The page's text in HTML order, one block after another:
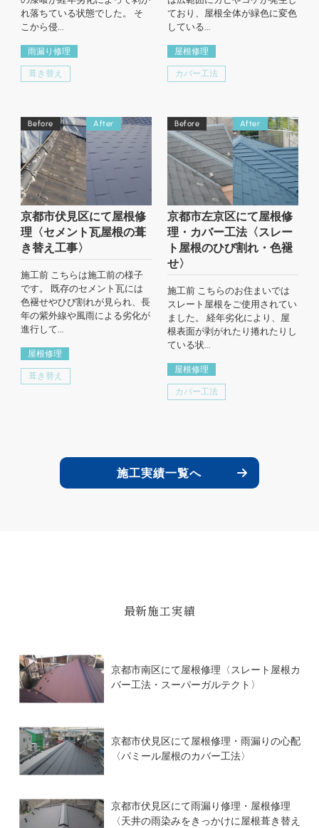
れ落ちている状態でした。 そ
こから侵...
雨漏り修理
葺き替え
ており、屋根全体が緑色に変色
している...
屋根修理
カバー工法
Before After
京都市伏見区にて屋根修
理〈セメント瓦屋根の葺
き替え工事〉
施工前 こちらは施工前の様子
です。 既存のセメント瓦には
色褪せやひび割れが見られ、長
年の紫外線や風雨による劣化が
進行して...
屋根修理
葺き替え
Before After
京都市左京区にて屋根修
理・カバー工法〈スレー
ト屋根のひび割れ・色褪
せ〉
施工前 こちらのお住まいでは
スレート屋根をご使用されてい
ました。 経年劣化により、屋
根表面が剥がれたり捲れたりし
ている状...
屋根修理
カバー工法
施工実績一覧へ
最新施工実績
京都市南区にて屋根修理〈スレート屋根カ
バー工法・スーパーガルテクト〉
京都市伏見区にて屋根修理・雨漏りの心配
〈パミール屋根のカバー工法〉
京都市伏見区にて雨漏り修理・屋根修理
〈天井の雨染みをきっかけに屋根葺き替え